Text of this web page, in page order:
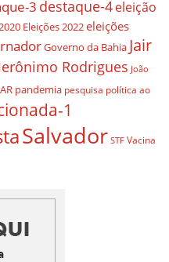
3 destaque-4eleição
Eleições 2022eleições
Governo da Bahia Jair
Rodrigues João
pandemia pesquisa política ao
1
Salvador STF Vacina